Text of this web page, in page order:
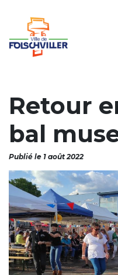
Retour
bal
Publié le 1 août 2022